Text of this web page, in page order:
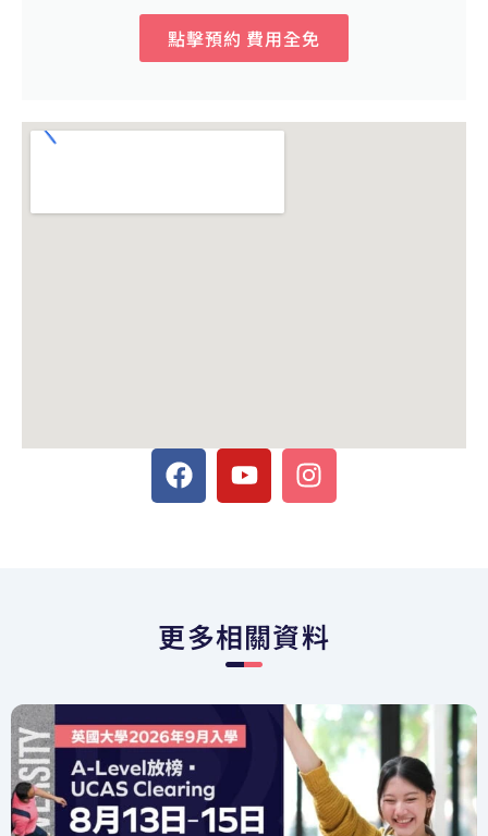
點擊預約 費用全免
更多相關資料